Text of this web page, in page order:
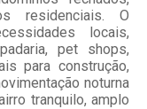
residenciais. O
locais,
pet shops,
para construção,
noturna
tranquilo, amplo